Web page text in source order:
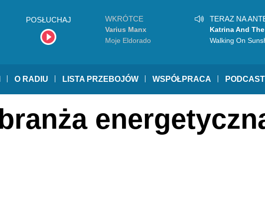
POSŁUCHAJ WKRÓTCE
Varius Manx
Moje Eldorado
TERAZ NA
Katrina And
Walking On
O RADIU LISTA PRZEBOJÓW WSPÓŁPRACA